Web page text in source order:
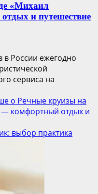
«Михаил
и путешествие
в России ежегодно
сервиса на
о Речные круизы на
— комфортный отдых и
выбор практика